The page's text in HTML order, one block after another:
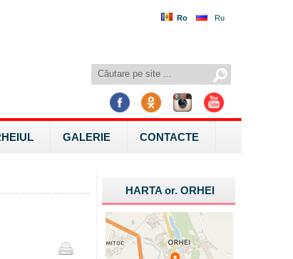
Ro Ru
GALERIE CONTACTE
HARTA or.ORHEI